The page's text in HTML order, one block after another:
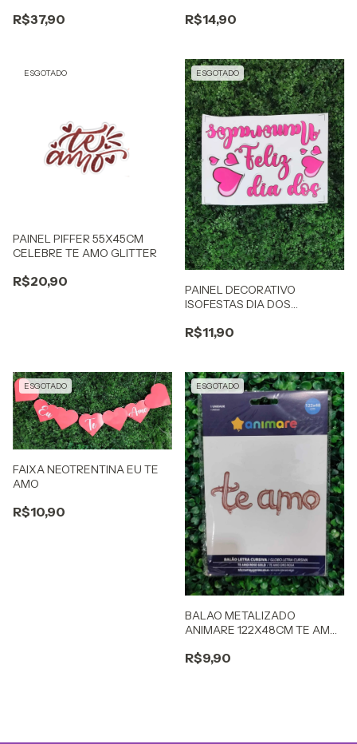
R$37,90 R$14,90
ESGOTADO
PAINEL PIFFER 55X45CM
CELEBRE TE AMO GLITTER
R$20,90
ESGOTADO
PAINEL DECORATIVO
ISOFESTAS DIA DOS
R$11,90
ESGOTADO
FAIXA NEOTRENTINA EU TE
AMO
R$10,90
ESGOTADO
BALAO METALIZADO
ANIMARE 122X48CM TE AMO
R$9,90